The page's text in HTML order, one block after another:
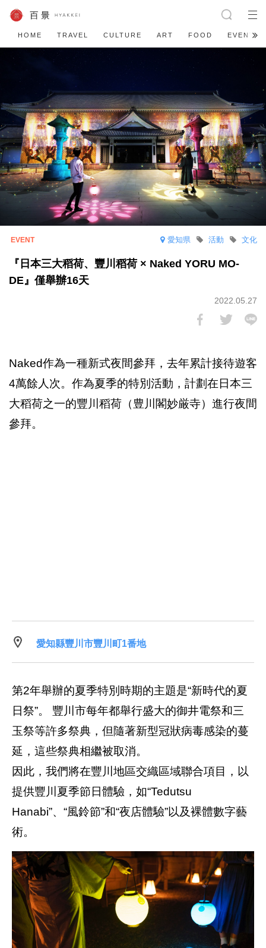
HOME TRAVEL CULTURE ART FOOD EVENT
愛知県 文化
活動
『日本三大稻荷、豐川稻荷 × Naked YORU MO-
DE』僅舉辦16天
2022.05.27
Naked作為一種新式夜間參拜，去年累計接待遊客
4萬餘人次。作為夏季的特別活動，計劃在日本三
大稻荷之一的豐川稻荷（豊川閣妙厳寺）進行夜間
參拜。
愛知縣豐川市豐川町1番地
第2年舉辦的夏季特別時期的主題是“新時代的夏
日祭”。 豐川市每年都舉行盛大的御井電祭和三
玉祭等許多祭典，但隨著新型冠狀病毒感染的蔓
延，這些祭典相繼被取消。
因此，我們將在豐川地區交織區域聯合項目，以
提供豐川夏季節日體驗，如“Tedutsu
Hanabi”、“風鈴節”和“夜店體驗”以及裸體數字藝
術。